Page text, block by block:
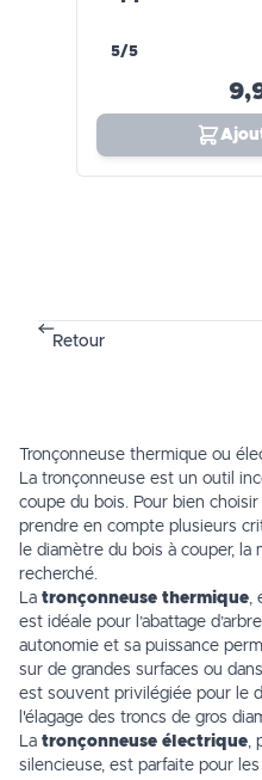
5/5
Retour
Tronçonneuse thermique ou
La tronçonneuse est un outil
coupe du bois. Pour bien
prendre en compte plusieurs
le diamètre du bois à couper,
recherché.
La tronçonneuse thermique,
est idéale pour l’abattage
autonomie et sa puissance
sur de grandes surfaces ou
est souvent privilégiée pour le
l'élagage des troncs de gros
La tronçonneuse électrique,
silencieuse, est parfaite pour